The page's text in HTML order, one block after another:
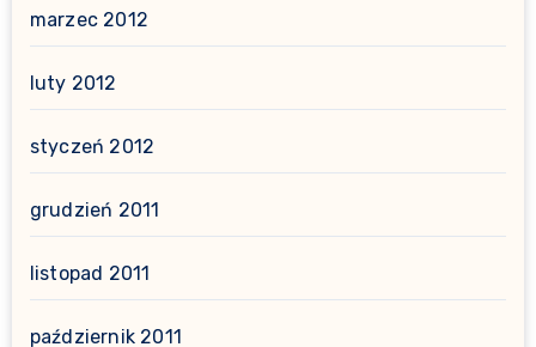
marzec 2012
luty 2012
styczeń 2012
grudzień 2011
listopad 2011
październik 2011